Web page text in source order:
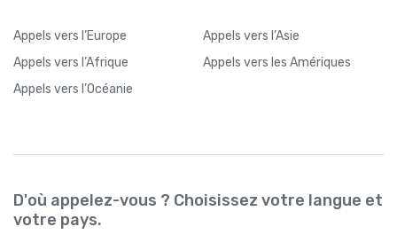
Appels vers l’Europe Appels vers l’Asie
Appels vers l’Afrique Appels vers les Amériques
Appels vers l’Océanie
D'où appelez-vous ? Choisissez votre langue et
votre pays.